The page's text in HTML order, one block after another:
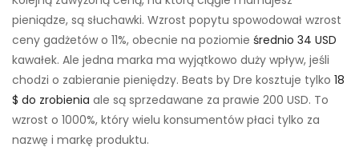
pieniądze, są słuchawki. Wzrost popytu spowodował wzrost
ceny gadżetów o 11%, obecnie na poziomie średnio 34 USD
kawałek. Ale jedna marka ma wyjątkowo duży wpływ, jeśli
chodzi o zabieranie pieniędzy. Beats by Dre kosztuje tylko 18
$ do zrobienia ale są sprzedawane za prawie 200 USD. To
wzrost o 1000%, który wielu konsumentów płaci tylko za
nazwę i markę produktu.